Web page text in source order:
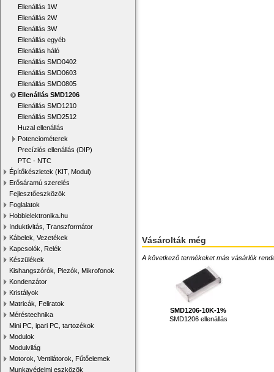
Ellenállás 1W
Ellenállás 2W
Ellenállás 3W
Ellenállás egyéb
Ellenállás háló
Ellenállás SMD0402
Ellenállás SMD0603
Ellenállás SMD0805
Ellenállás SMD1206
Ellenállás SMD1210
Ellenállás SMD2512
Huzal ellenállás
Potenciométerek
Precíziós ellenállás (DIP)
PTC - NTC
Építőkészletek (KIT, Modul)
Erősáramú szerelés
Fejlesztőeszközök
Foglalatok
Hobbielektronika.hu
Induktivitás, Transzformátor
Kábelek, Vezetékek
Kapcsolók, Relék
Készülékek
Kishangszórók, Piezók, Mikrofonok
Kondenzátor
Kristályok
Matricák, Feliratok
Méréstechnika
Mini PC, ipari PC, tartozékok
Modulok
Modulvilág
Motorok, Ventilátorok, Fűtőelemek
Munkavédelmi eszközök
Vásárolták még
A következő termékeket más vásárlók
SMD1206-10K-1%
SMD1206 ellenállás